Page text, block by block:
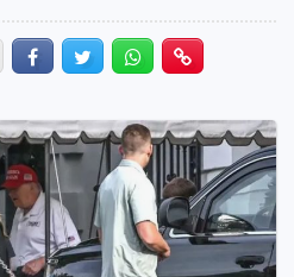
FacebookTwitter Whatsapp